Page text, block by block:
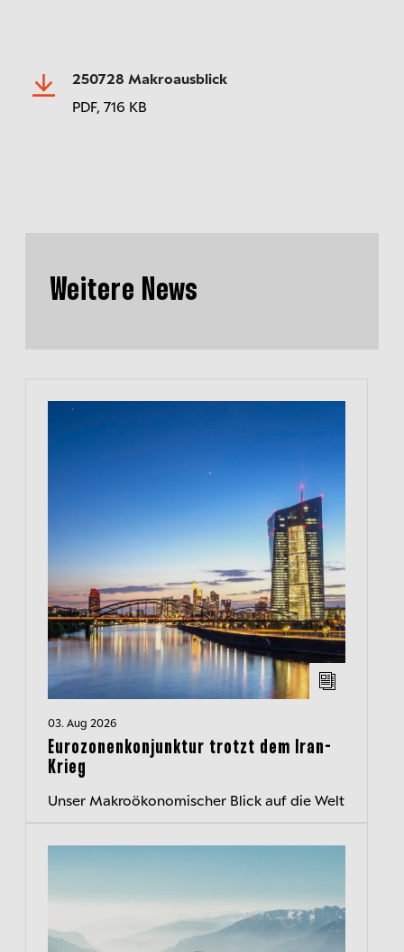
250728 Makroausblick
PDF, 716 KB
Weitere News
03. Aug 2026
Eurozonenkonjunktur trotzt dem Iran-
Krieg
Unser Makroökonomischer Blick auf die Welt